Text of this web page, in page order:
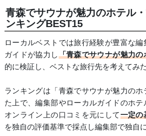
青森でサウナが魅力のホテル
ンキングBEST15
ローカルベストでは旅行経験が豊富な
ガイドが協力し「青森でサウナが魅力の
的に検証し、ベストな旅行先を考えてみた
ランキングは「青森でサウナが魅力のホ
た上で、編集部やローカルガイドのホ
オンライン上の口コミを元にして一定の
を独自の評価基準で採点し編集部で独自